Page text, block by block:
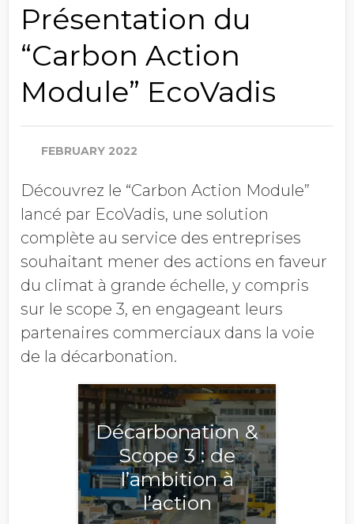
Présentation du
“Carbon Action
Module” EcoVadis
FEBRUARY 2022
Découvrez le “Carbon Action Module”
lancé par EcoVadis, une solution
complète au service des entreprises
souhaitant mener des actions en faveur
du climat à grande échelle, y compris
sur le scope 3, en engageant leurs
partenaires commerciaux dans la voie
de la décarbonation.
Décarbonation &
Scope 3 : de
l’ambition à
l’action